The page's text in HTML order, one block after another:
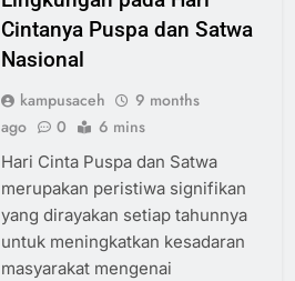
Cintanya Puspa dan Satwa
Nasional
kampusaceh
9 months
ago
0 6 mins
Hari Cinta Puspa dan Satwa
merupakan peristiwa signifikan
yang dirayakan setiap tahunnya
untuk meningkatkan kesadaran
masyarakat mengenai